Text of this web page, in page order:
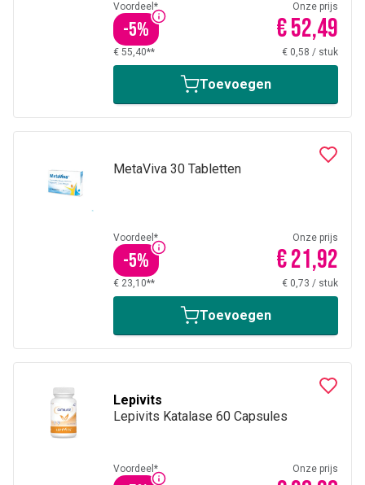
Voordeel*
-5%
Onze prijs
€ 52,49
€ 55,40** € 0,58 / stuk
Toevoegen
MetaViva 30 Tabletten
Voordeel*
-5%
Onze prijs
€ 21,92
€ 23,10** € 0,73 / stuk
Toevoegen
Lepivits
Lepivits Katalase 60 Capsules
Voordeel* Onze prijs